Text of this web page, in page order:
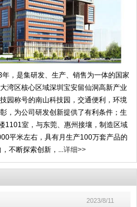
，是集研发、生产、销售为一体的国家
湾区核心区域深圳宝安留仙洞高新产业
园称号的南山科技园，交通便利，环境
，为公司研发创新提供了有利条件；生
1101室，与东莞、惠州接壤，制造区域
平米左右，具有月生产100万套产品的
不断探索创新，...详细>>
2023/8/11